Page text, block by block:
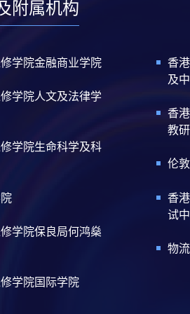
附属机构
学院金融商业学院
学院人文及法律学
学院生命科学及科
学院保良局何鸿燊
学院国际学院
香
及
香
教
伦
香
试
物